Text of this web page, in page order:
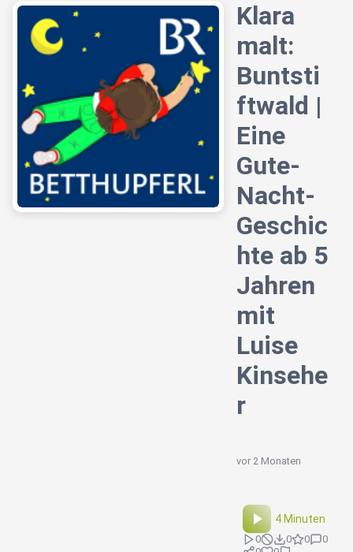
Klara
malt:
Buntsti
ftwald |
Eine
Gute-
Nacht-
Geschic
hte ab 5
Jahren
mit
Luise
Kinsehe
r
vor 2 Monaten
4 Minuten
0 0 0
0